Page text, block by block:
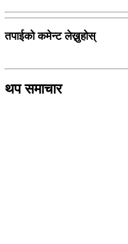
तपाईको कमेन्ट लेख्नुहोस्
थप समाचार